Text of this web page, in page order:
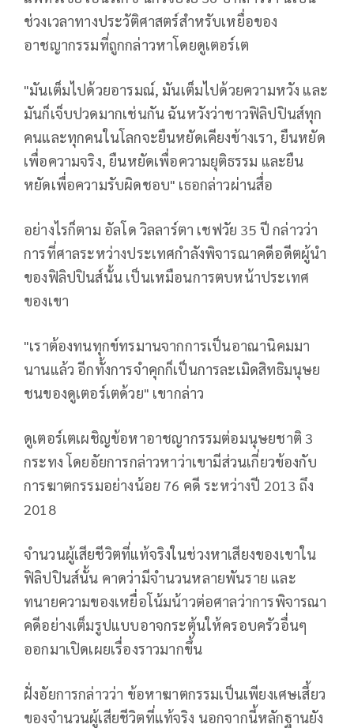
ช่วงเวลาทางประวัติศาสตร์สำหรับเหยื่อของ
อาชญากรรมที่ถูกกล่าวหาโดยดูเตอร์เต
"มันเต็มไปด้วยอารมณ์, มันเต็มไปด้วยความหวัง และ
มันก็เจ็บปวดมากเช่นกัน ฉันหวังว่าชาวฟิลิปปินส์ทุก
คนและทุกคนในโลกจะยืนหยัดเคียงข้างเรา, ยืนหยัด
เพื่อความจริง, ยืนหยัดเพื่อความยุติธรรม และยืน
หยัดเพื่อความรับผิดชอบ" เธอกล่าวผ่านสื่อ
อย่างไรก็ตาม อัลโด วิลลาร์ตา เชฟวัย 35 ปี กล่าวว่า
การที่ศาลระหว่างประเทศกำลังพิจารณาคดีอดีตผู้นำ
ของฟิลิปปินส์นั้น เป็นเหมือนการตบหน้าประเทศ
ของเขา
"เราต้องทนทุกข์ทรมานจากการเป็นอาณานิคมมา
นานแล้ว อีกทั้งการจำคุกก็เป็นการละเมิดสิทธิมนุษย
ชนของดูเตอร์เตด้วย" เขากล่าว
ดูเตอร์เตเผชิญข้อหาอาชญากรรมต่อมนุษยชาติ 3
กระทง โดยอัยการกล่าวหาว่าเขามีส่วนเกี่ยวข้องกับ
การฆาตกรรมอย่างน้อย 76 คดี ระหว่างปี 2013 ถึง
2018
จำนวนผู้เสียชีวิตที่แท้จริงในช่วงหาเสียงของเขาใน
ฟิลิปปินส์นั้น คาดว่ามีจำนวนหลายพันราย และ
ทนายความของเหยื่อโน้มน้าวต่อศาลว่าการพิจารณา
คดีอย่างเต็มรูปแบบอาจกระตุ้นให้ครอบครัวอื่นๆ
ออกมาเปิดเผยเรื่องราวมากขึ้น
ฝั่งอัยการกล่าวว่า ข้อหาฆาตกรรมเป็นเพียงเศษเสี้ยว
ของจำนวนผู้เสียชีวิตที่แท้จริง นอกจากนี้หลักฐานยัง